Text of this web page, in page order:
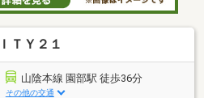
ＴＹ２１
山陰本線 園部駅 徒歩36分
その他の交通